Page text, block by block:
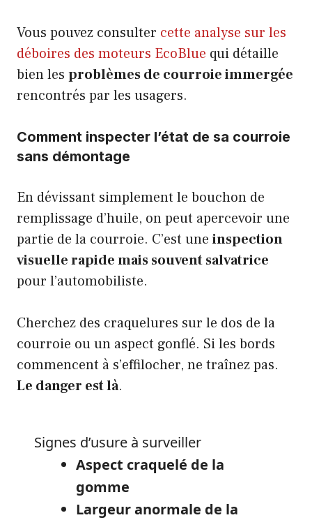
Vous pouvez consulter cette analyse sur les
déboires des moteurs EcoBlue qui détaille
bien les problèmes de courroie immergée
rencontrés par les usagers.
Comment inspecter l’état de sa courroie
sans démontage
En dévissant simplement le bouchon de
remplissage d’huile, on peut apercevoir une
partie de la courroie. C’est une inspection
visuelle rapide mais souvent salvatrice
pour l’automobiliste.
Cherchez des craquelures sur le dos de la
courroie ou un aspect gonflé. Si les bords
commencent à s’effilocher, ne traînez pas.
Le danger est là.
Signes d’usure à surveiller
Aspect craquelé de la
gomme
Largeur anormale de la